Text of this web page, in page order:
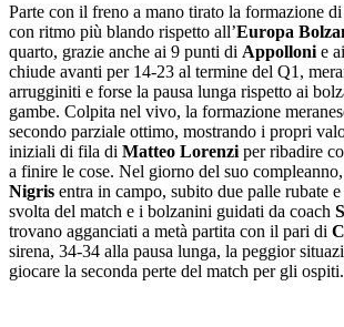
Parte con il freno a mano tirato la formazione di
con ritmo più blando rispetto all’Europa
quarto, grazie anche ai 9 punti di Appolloni e
chiude avanti per 14-23 al termine del Q1,
arrugginiti e forse la pausa lunga rispetto ai
gambe. Colpita nel vivo, la formazione
secondo parziale ottimo, mostrando i propri
iniziali di fila di Matteo Lorenzi per ribadire
a finire le cose. Nel giorno del suo
Nigris entra in campo, subito due palle rubate
svolta del match e i bolzanini guidati da coach
trovano agganciati a metà partita con il pari di
sirena, 34-34 alla pausa lunga, la peggior
giocare la seconda perte del match per gli ospiti.